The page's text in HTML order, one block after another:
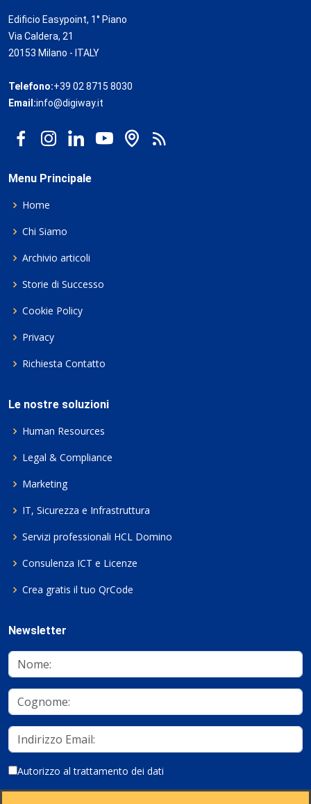
Edificio Easypoint, 1° Piano
Via Caldera, 21
20153 Milano - ITALY
Telefono:+39 02 8715 8030
Email:info@digiway.it
Menu Principale
Home
Chi Siamo
Archivio articoli
Storie di Successo
Cookie Policy
Privacy
Richiesta Contatto
Le nostre soluzioni
Human Resources
Legal & Compliance
Marketing
IT, Sicurezza e Infrastruttura
Servizi professionali HCL Domino
Consulenza ICT e Licenze
Crea gratis il tuo QrCode
Newsletter
Autorizzo al trattamento dei dati